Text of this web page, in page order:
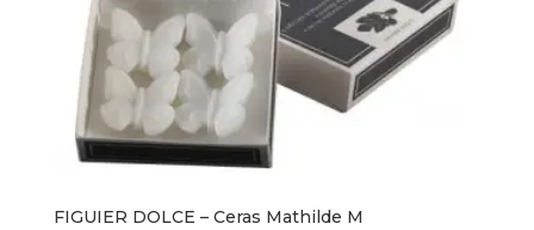
FIGUIER DOLCE – Ceras Mathilde M